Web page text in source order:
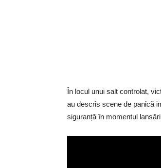
În locul unui salt controlat,
au descris scene de panică
siguranță în momentul